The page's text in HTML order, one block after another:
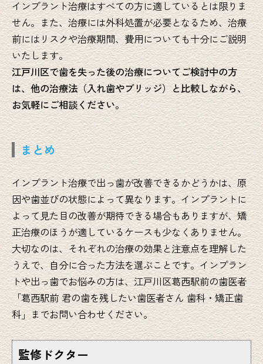
インプラント治療はすべての方に適しているとは限りま
せん。また、治療には外科処置が必要となるため、治療
前にはリスクや治療期間、費用についても十分にご説明
いたします。
江戸川区で歯を失った後の治療についてご検討中の方
は、他の治療法（入れ歯やブリッジ）と比較しながら、
お気軽にご相談ください。
まとめ
インプラント治療で出っ歯が改善できるかどうかは、原
因や歯並びの状態によって異なります。インプラントに
よって見た目の改善が期待できる場合もありますが、矯
正治療のほうが適しているケースも少なくありません。
大切なのは、それぞれの治療の効果と注意点を理解した
うえで、自分に合った方法を選ぶことです。インプラン
トや出っ歯でお悩みの方は、江戸川区葛西駅前の歯医者
「葛西駅前 君の歯を残したい歯医者さん 歯科・矯正歯
科」までお問い合わせください。
監修ドクター